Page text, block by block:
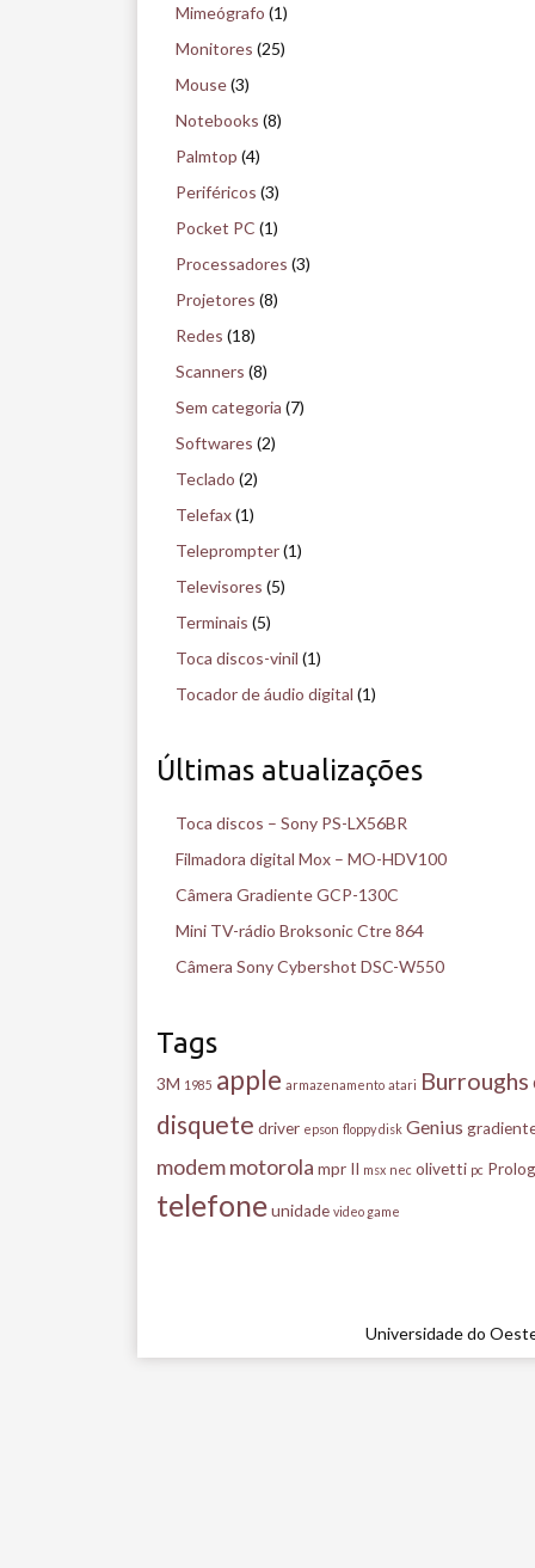
Mimeógrafo (1)
Monitores (25)
Mouse(3)
Notebooks (8)
Palmtop (4)
Periféricos (3)
Pocket PC (1)
Processadores (3)
Projetores (8)
Redes (18)
Scanners (8)
Sem categoria (7)
Softwares (2)
Teclado (2)
Telefax(1)
Teleprompter(1)
Televisores (5)
Terminais (5)
Toca discos-vinil (1)
Tocador de áudio digital (1)
Últimas atualizações
Toca discos – Sony PS-LX56BR
Filmadora digital Mox – MO-HDV100
Câmera Gradiente GCP-130C
Mini TV-rádio Broksonic Ctre 864
Câmera Sony Cybershot DSC-W550
Tags
3M 1985 apple armazenamento atari Burroughs
disquete driver epson floppy disk Genius
modemmotorola mpr II msx nec olivetti pc
telefoneunidade video game
Universidade do